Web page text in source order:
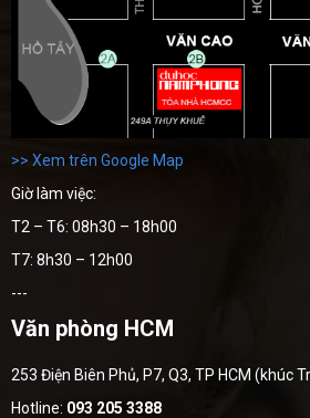
>> Xem trên Google Map
Giờ làm việc:
T2 – T6: 08h30 – 18h00
T7: 8h30 – 12h00
---
Văn phòng HCM
253 Điện Biên Phủ, P7, Q3, TP HCM (khúc
Hotline: 093 205 3388